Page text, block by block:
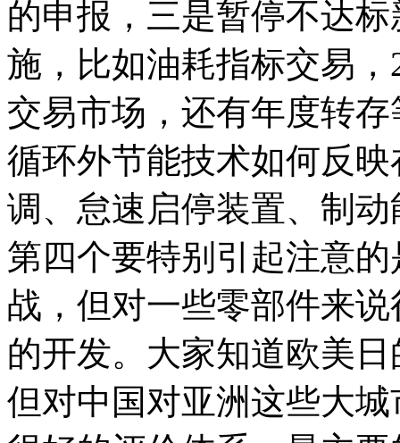
的申报，三是暂停不达
施，比如油耗指标交易
交易市场，还有年度转
循环外节能技术如何反
调、怠速启停装置、制
第四个要特别引起注意
战，但对一些零部件来
的开发。大家知道欧美
但对中国对亚洲这些大